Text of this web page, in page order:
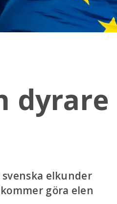
elkunder
göra elen